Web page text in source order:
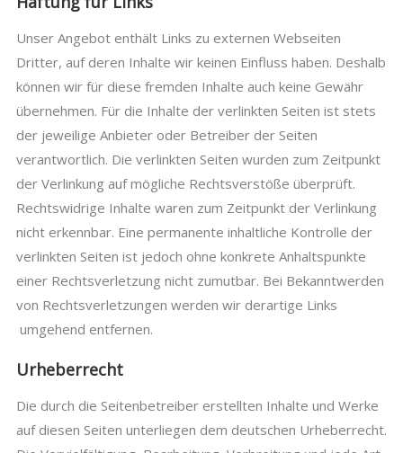
Unser Angebot enthält Links zu externen Webseiten
Dritter, auf deren Inhalte wir keinen Einfluss haben. Deshalb
können wir für diese fremden Inhalte auch keine Gewähr
übernehmen. Für die Inhalte der verlinkten Seiten ist stets
der jeweilige Anbieter oder Betreiber der Seiten
verantwortlich. Die verlinkten Seiten wurden zum Zeitpunkt
der Verlinkung auf mögliche Rechtsverstöße überprüft.
Rechtswidrige Inhalte waren zum Zeitpunkt der Verlinkung
nicht erkennbar. Eine permanente inhaltliche Kontrolle der
verlinkten Seiten ist jedoch ohne konkrete Anhaltspunkte
einer Rechtsverletzung nicht zumutbar. Bei Bekanntwerden
von Rechtsverletzungen werden wir derartige Links
umgehend entfernen.
Urheberrecht
Die durch die Seitenbetreiber erstellten Inhalte und Werke
auf diesen Seiten unterliegen dem deutschen Urheberrecht.